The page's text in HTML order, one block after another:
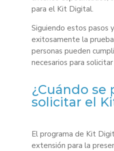
para el Kit Digital.
Siguiendo estos pasos
exitosamente la
personas pueden
necesarios para
¿Cuándo se
solicitar el
El programa de Kit
extensión para la